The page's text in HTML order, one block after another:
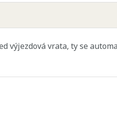
výjezdová vrata, ty se